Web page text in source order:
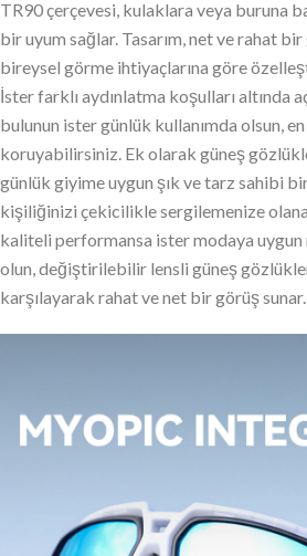
TR90 çerçevesi, kulaklara veya buruna
bir uyum sağlar. Tasarım, net ve rahat
bireysel görme ihtiyaçlarına göre
İster farklı aydınlatma koşulları altında
bulunun ister günlük kullanımda olsun,
koruyabilirsiniz. Ek olarak güneş
günlük giyime uygun şık ve tarz sahibi
kişiliğinizi çekicilikle sergilemenize
kaliteli performansa ister modaya
olun, değiştirilebilir lensli güneş
karşılayarak rahat ve net bir görüş sunar.